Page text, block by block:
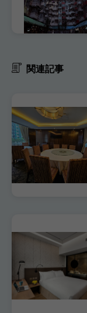
関連記事